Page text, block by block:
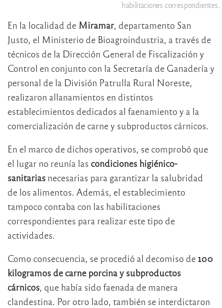
habilitaciones correspondientes.
En la localidad de Miramar, departamento San
Justo, el Ministerio de Bioagroindustria, a través de
técnicos de la Dirección General de Fiscalización y
Control en conjunto con la Secretaría de Ganadería y
personal de la División Patrulla Rural Noreste,
realizaron allanamientos en distintos
establecimientos dedicados al faenamiento y a la
comercialización de carne y subproductos cárnicos.
En el marco de dichos operativos, se comprobó que
el lugar no reunía las condiciones higiénico-
sanitarias necesarias para garantizar la salubridad
de los alimentos. Además, el establecimiento
tampoco contaba con las habilitaciones
correspondientes para realizar este tipo de
actividades.
Como consecuencia, se procedió al decomiso de 100
kilogramos de carne porcina y subproductos
cárnicos, que había sido faenada de manera
clandestina. Por otro lado, también se interdictaron